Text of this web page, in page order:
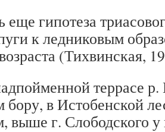
еще гипотеза
к ледниковым
(Тихвинская,
террасе
бору, в Истобенской
выше г. Слободского